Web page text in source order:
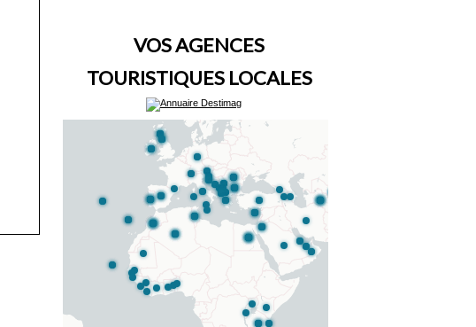
VOS AGENCES
TOURISTIQUES LOCALES